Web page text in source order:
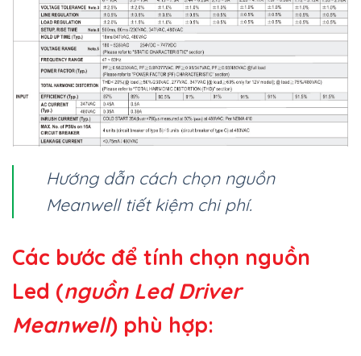
Hướng dẫn cách chọn nguồn
Meanwell tiết kiệm chi phí.
Các bước để tính chọn nguồn
Led (nguồn Led Driver
Meanwell) phù hợp: